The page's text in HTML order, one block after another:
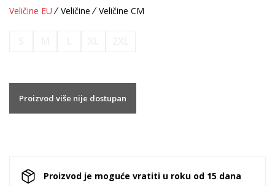
Veličine EU Veličine Veličine CM
Proizvod više nije dostupan
Proizvod je moguće vratiti u roku od 15 dana